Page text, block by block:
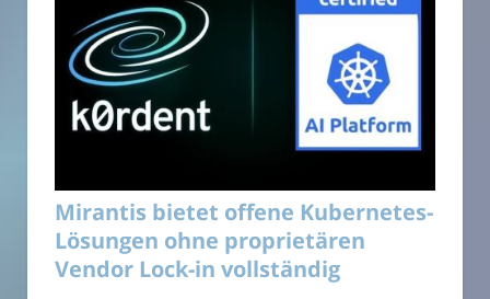
Mirantis bietet offene Kubernetes-
Lösungen ohne proprietären
Vendor Lock-in vollständig